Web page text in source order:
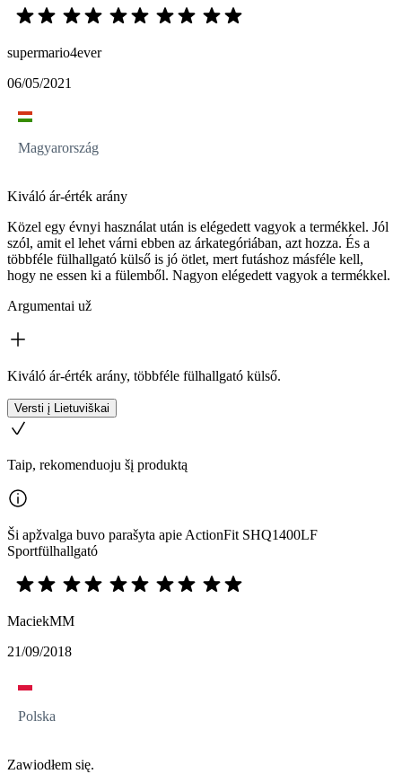
supermario4ever
06/05/2021
Magyarország
Kiváló ár-érték arány
Közel egy évnyi használat után is elégedett vagyok a termékkel. Jól
szól, amit el lehet várni ebben az árkategóriában, azt hozza. És a
többféle fülhallgató külső is jó ötlet, mert futáshoz másféle kell,
hogy ne essen ki a fülemből. Nagyon elégedett vagyok a termékkel.
Argumentai už
Kiváló ár-érték arány, többféle fülhallgató külső.
Versti į Lietuviškai
Taip, rekomenduoju šį produktą
Ši apžvalga buvo parašyta apie ActionFit SHQ1400LF
Sportfülhallgató
MaciekMM
21/09/2018
Polska
Zawiodłem się.